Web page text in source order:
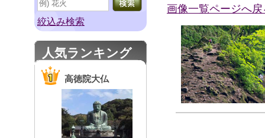
絞込み検索
人気ランキング
高徳院大仏
画像一覧ページへ戻